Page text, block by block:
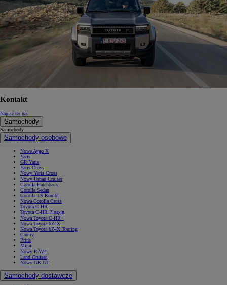
Kontakt
Napisz do nas
Samochody
Samochody
Samochody osobowe
Nowe Aygo X
Yaris
GR Yaris
Yaris Cross
Nowy Yaris Cross
Nowy Urban Cruiser
Corolla Hatchback
Corolla Sedan
Corolla TS Kombi
Nowa Corolla Cross
Toyota C-HR
Toyota C-HR Plug-in
Nowa Toyota C-HR+
Nowa Toyota bZ4X
Nowa Toyota bZ4X Touring
Camry
Prius
Mirai
Nowy RAV4
Land Cruiser
Nowy GR GT
Samochody dostawcze